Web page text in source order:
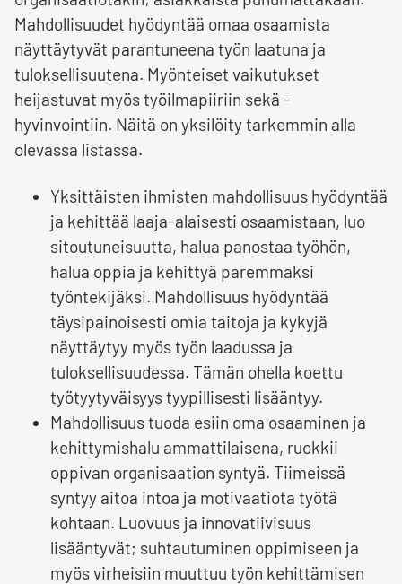
Mahdollisuudet hyödyntää omaa osaamista
näyttäytyvät parantuneena työn laatuna ja
tuloksellisuutena. Myönteiset vaikutukset
heijastuvat myös työilmapiiriin sekä -
hyvinvointiin. Näitä on yksilöity tarkemmin alla
olevassa listassa.
Yksittäisten ihmisten mahdollisuus hyödyntää
ja kehittää laaja-alaisesti osaamistaan, luo
sitoutuneisuutta, halua panostaa työhön,
halua oppia ja kehittyä paremmaksi
työntekijäksi. Mahdollisuus hyödyntää
täysipainoisesti omia taitoja ja kykyjä
näyttäytyy myös työn laadussa ja
tuloksellisuudessa. Tämän ohella koettu
työtyytyväisyys tyypillisesti lisääntyy.
Mahdollisuus tuoda esiin oma osaaminen ja
kehittymishalu ammattilaisena, ruokkii
oppivan organisaation syntyä. Tiimeissä
syntyy aitoa intoa ja motivaatiota työtä
kohtaan. Luovuus ja innovatiivisuus
lisääntyvät; suhtautuminen oppimiseen ja
myös virheisiin muuttuu työn kehittämisen